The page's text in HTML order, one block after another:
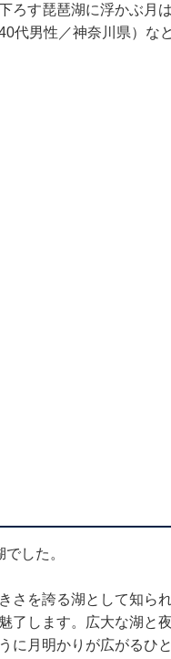
ろす琵琶湖に浮かぶ月
代男性／神奈川県）な
した。
さを誇る湖として知ら
了します。広大な湖と
に月明かりが広がるひ